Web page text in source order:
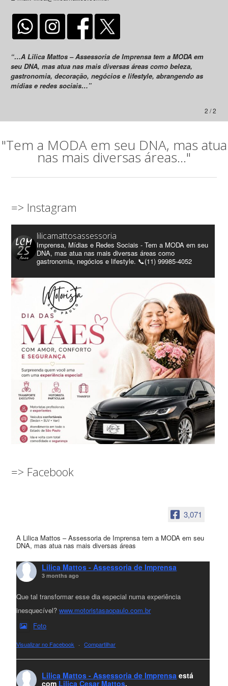
“…A Lilica Mattos – Assessoria de Imprensa tem a MODA em
seu DNA, mas atua nas mais diversas áreas como beleza,
gastronomia, decoração, negócios e lifestyle, abrangendo as
mídias e redes sociais…”
2 / 2
"Tem a MODA em seu DNA, mas atua
nas mais diversas áreas..."
=> Instagram
lilicamattosassessoria
Imprensa, Mídias e Redes Sociais - Tem a MODA em seu
DNA, mas atua nas mais diversas áreas como
gastronomia, negócios e lifestyle. 📞(11) 99985-4052
=> Facebook
3,071
A Lilica Mattos – Assessoria de Imprensa tem a MODA em seu
DNA, mas atua nas mais diversas áreas
Lilica Mattos - Assessoria de Imprensa
3 months ago
Que tal transformar esse dia especial numa experiência
inesquecível?www.motoristasaopaulo.com.br
Foto
Visualizar no Facebook · Compartilhar
Lilica Mattos - Assessoria de Imprensa está
com Lilica Cesar Mattos.